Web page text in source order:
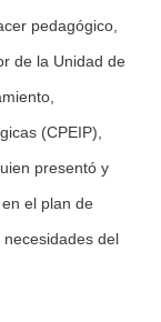
pedagógico,
de la Unidad de
(CPEIP),
presentó y
el plan de
del